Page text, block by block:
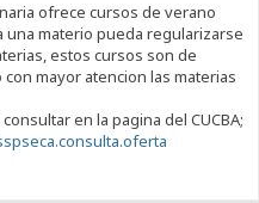
ofrece cursos de verano
materio pueda regularizarse
estos cursos son de
mayor atencion las materias
en la pagina del CUCBA;